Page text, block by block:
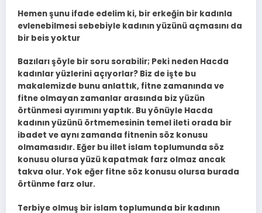
Hemen şunu ifade edelim ki, bir erkeğin bir kadınla
evlenebilmesi sebebiyle kadının yüzünü açmasını da
bir beis yoktur
Bazıları şöyle bir soru sorabilir; Peki neden Hacda
kadınlar yüzlerini açıyorlar? Biz de işte bu
makalemizde bunu anlattık, fitne zamanında ve
fitne olmayan zamanlar arasında biz yüzün
örtünmesi ayırımını yaptık. Bu yönüyle Hacda
kadının yüzünü örtmemesinin temel ileti orada bir
ibadet ve aynı zamanda fitnenin söz konusu
olmamasıdır. Eğer bu illet islam toplumunda söz
konusu olursa yüzü kapatmak farz olmaz ancak
takva olur. Yok eğer fitne söz konusu olursa burada
örtünme farz olur.
Terbiye olmuş bir islam toplumunda bir kadının